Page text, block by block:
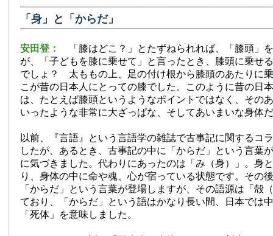
「身」と「からだ」
安田登：
「膝はどこ？」とたずねられれば、「膝頭」
が、「子どもを膝に乗せて」と言ったとき、膝頭に乗せ
でしょ？ 太ももの上、足の付け根から膝頭のあたりに
こが昔の日本人にとっての膝でした。このように昔の日
は、たとえば膝頭というようなポイントではなく、その
いったような非常に大ざっぱな、そしてあいまいな身体
以前、『言語』という言語学の雑誌で古事記に関するコ
したが、あるとき、古事記の中に「からだ」という言葉
に気づきました。代わりにあったのは「み（身）」。身
り、身体の中に命や魂、心が宿っている状態です。その
「からだ」という言葉が登場しますが、その語源は「殻
ており、「からだ」という語はかなり長い間、日本では
「死体」を意味しました。